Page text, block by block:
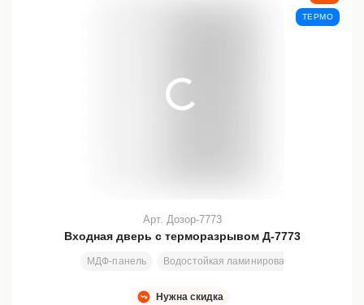
Входная дверь с терморазрывом Д-7773
МДФ-панель Водостойкая ламинированная плита +
Арт. Дозор-7773
Нужна скидка
ТЕРМО